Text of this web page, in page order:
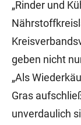
„Rinder und
geben nicht
„Als
Gras
unverdaulich